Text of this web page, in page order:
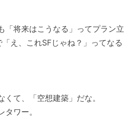
「将来はこうなる」ってプラン立
え、これSFじゃね？」ってなる
て、「空想建築」だな。
ワー。